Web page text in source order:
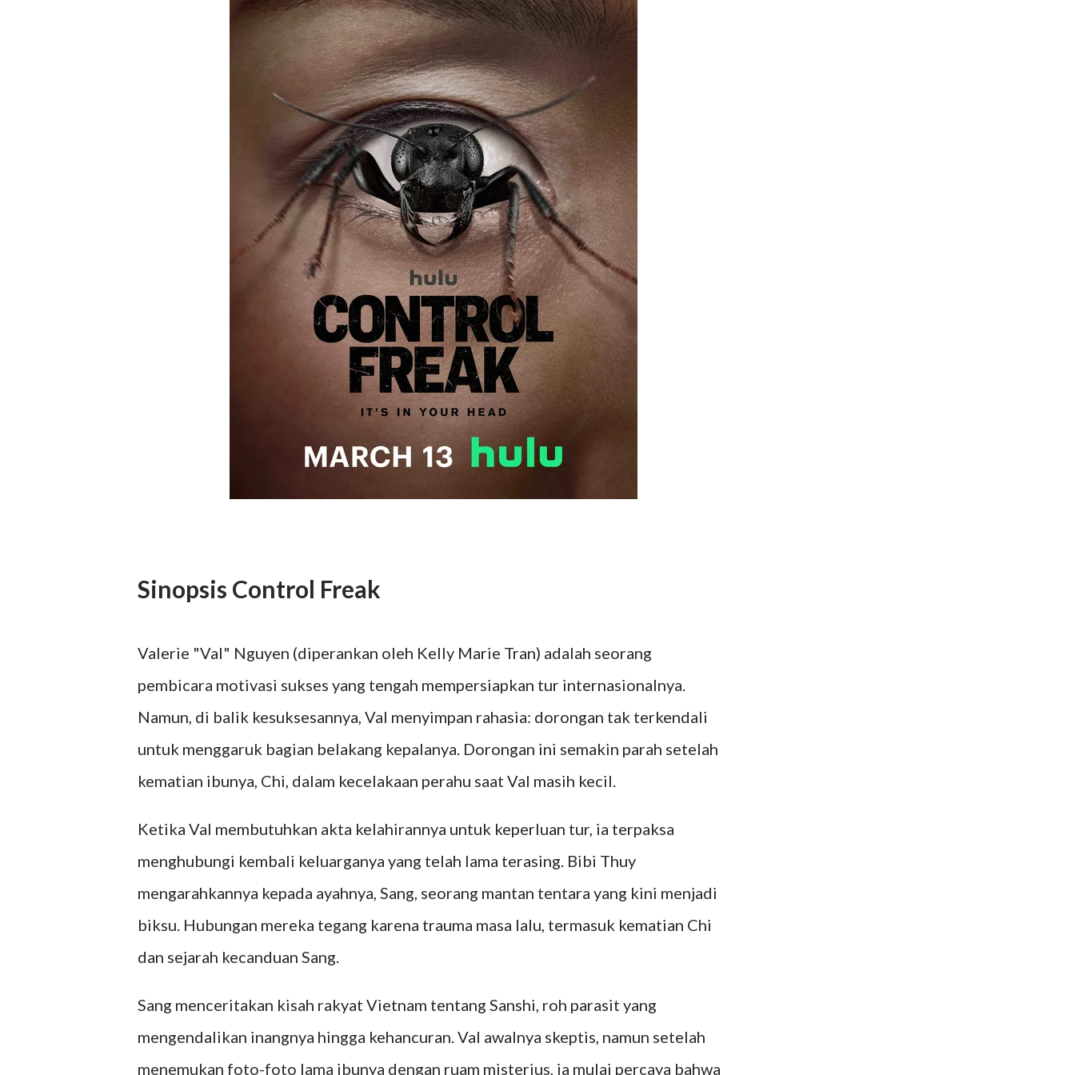
Sinopsis Control Freak
Valerie "Val" Nguyen (diperankan oleh Kelly Marie Tran) adalah seorang
pembicara motivasi sukses yang tengah mempersiapkan tur internasionalnya.
Namun, di balik kesuksesannya, Val menyimpan rahasia: dorongan tak terkendali
untuk menggaruk bagian belakang kepalanya. Dorongan ini semakin parah setelah
kematian ibunya, Chi, dalam kecelakaan perahu saat Val masih kecil.
Ketika Val membutuhkan akta kelahirannya untuk keperluan tur, ia terpaksa
menghubungi kembali keluarganya yang telah lama terasing. Bibi Thuy
mengarahkannya kepada ayahnya, Sang, seorang mantan tentara yang kini menjadi
biksu. Hubungan mereka tegang karena trauma masa lalu, termasuk kematian Chi
dan sejarah kecanduan Sang.
Sang menceritakan kisah rakyat Vietnam tentang Sanshi, roh parasit yang
mengendalikan inangnya hingga kehancuran. Val awalnya skeptis, namun setelah
menemukan foto-foto lama ibunya dengan ruam misterius, ia mulai percaya bahwa